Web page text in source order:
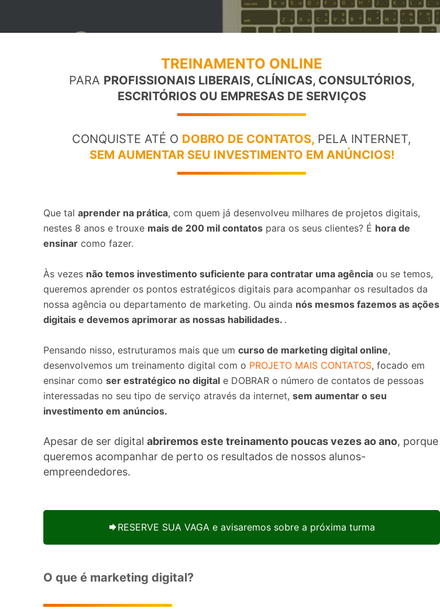
TREINAMENTO ONLINE
PARA PROFISSIONAIS LIBERAIS, CLÍNICAS, CONSULTÓRIOS,
ESCRITÓRIOS OU EMPRESAS DE SERVIÇOS
CONQUISTE ATÉ O DOBRO DE CONTATOS, PELA INTERNET,
SEM AUMENTAR SEU INVESTIMENTO EM ANÚNCIOS!
Que tal aprender na prática, com quem já desenvolveu milhares de projetos digitais,
nestes 8 anos e trouxe mais de 200 mil contatos para os seus clientes? É hora de
ensinar como fazer.
Às vezes não temos investimento suficiente para contratar uma agência ou se temos,
queremos aprender os pontos estratégicos digitais para acompanhar os resultados da
nossa agência ou departamento de marketing. Ou ainda nós mesmos fazemos as ações
digitais e devemos aprimorar as nossas habilidades. .
Pensando nisso, estruturamos mais que um curso de marketing digital online,
desenvolvemos um treinamento digital com o PROJETO MAIS CONTATOS, focado em
ensinar como ser estratégico no digital e DOBRAR o número de contatos de pessoas
interessadas no seu tipo de serviço através da internet, sem aumentar o seu
investimento em anúncios.
Apesar de ser digital abriremos este treinamento poucas vezes ao ano, porque
queremos acompanhar de perto os resultados de nossos alunos-
empreendedores.
RESERVE SUA VAGA e avisaremos sobre a próxima turma
O que é marketing digital?